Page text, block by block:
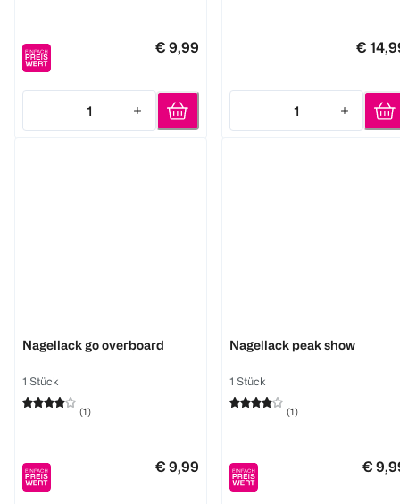
€ 9,99
1
Quantity: 1
€
1
Quantity: 1
Nagellack go overboard
1 Stück
(1)
€ 9,99
Nagellack peak show
1 Stück
(1)
€